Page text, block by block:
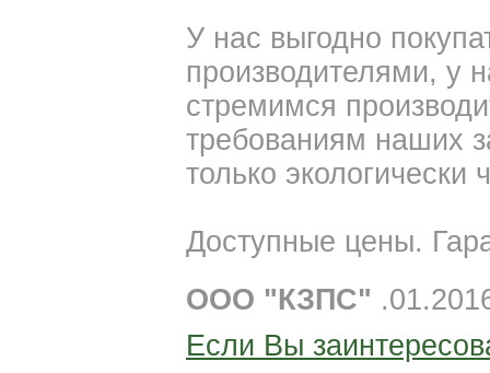
У нас выгодно
производителями, у
стремимся
требованиям наших
только
Доступные цены.
ООО "КЗПС"
Если Вы